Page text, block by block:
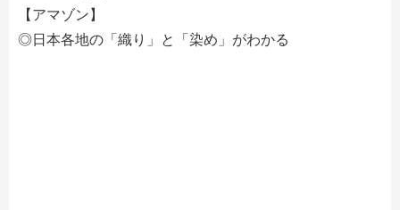
【アマゾン】
◎日本各地の「織り」と「染め」がわかる